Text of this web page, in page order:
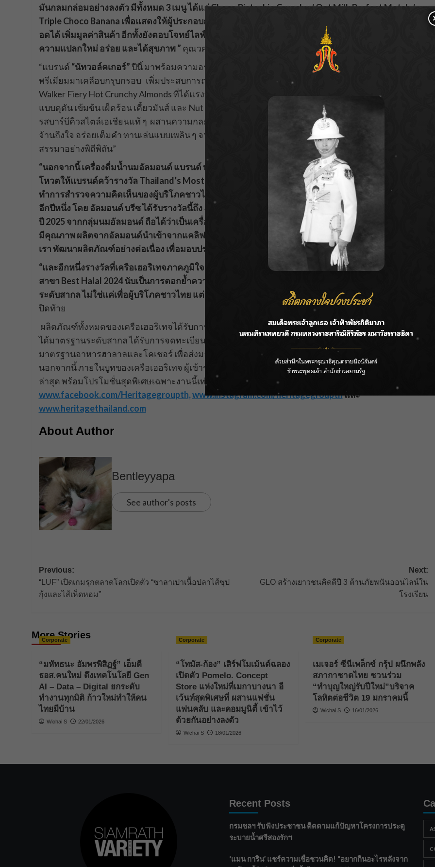
มันกลมกล่อมอย่างลงตัว มีทั้งหมด 3 เมนู ได้แก่ Choco Pistachio Crunchy / Oat Milk Perfect Match /
Triple Choco Banana เพื่อแสดงให้ผู้ประกอบการเห็นถึงความสามารถในการนำผลิตภัณฑ์ของเราไปต่อย
อดได้ เพิ่มมูลค่าสินค้า อีกทั้งยังตอบโจทย์ไลฟ์สไตล์ของคนรุ่นใหม่ ที่ชื่นชอบในการบริโภคเครื่องดื่มที่มี
ความแปลกใหม่ อร่อย และได้สุขภาพ ” คุณวศธร พลไพศาล ผู้บริหารเครือเฮอริเทจ กล่าว
“แบรนด์ “นัทวอล์คเกอร์”ปีนี้ มาพร้อมความอร่อยซีรีส์ใหม่ กับครั้งแรกในไทยที่นำอัลมอนด์คุณภาพ
พรีเมียมมาเคลือบกรุบกรอบ เพิ่มประสบการณ์ความแซ่บเผ็ดซี้ดถึงใจ 2 รสชาติ 2 สไตล์ ไม่ว่าจะเป็น Nut
Walker Fiery Hot Crunchy Almonds ที่ได้แรงบันดาลใจจากรสชาติยอดนิยมฝั่งตะวันตก เน้นความอร่อย
แบบดุดัน เข้มข้น เผ็ดร้อน เคี้ยวมันส์ และ Nut Walker Sizzling BBQ Crunchy Almonds นำเสนอเอกลักษณ์
รสบาร์บีคิวสไตล์เอเชียนแท้ ๆ ผสานความกลมกล่อมจากเครื่องเทศนานาชนิด หอมกรุ่นกลิ่นรมควัน จัด
จ้านถึงใจ อร่อยเต็มคำ ทานเล่นแบบเพลิน ๆ จนหมดซอง และยังได้ประโยชน์หลากชนิดจากอัลมอนด์ที่คัด
สรรมาอย่างพิถีพิถัน”
“นอกจากนี้ เครื่องดื่มน้ำนมอัลมอนด์ แบรนด์ บลูไดมอนด์ อัลมอนด์ บรีซ ยังได้รับเกียรติจากผู้บริโภค ที่ร่วม
โหวตให้แบรนด์คว้ารางวัล Thailand’s Most Admired Brand ซึ่งจัดขึ้นโดยนิตยสาร BrandAge โดย
ทำการสำรวจความคิดเห็นของผู้บริโภคชาวไทย เกี่ยวกับแบรนด์ที่พวกเขาชื่นชอบและประทับใจมากที่สุด
อีกปีหนึ่ง โดย อัลมอนด์ บรีซ ได้รับรางวัลนี้ถึง 3 ปีซ้อน ได้แก่ ปี 2023 จากกลุ่มนมจากธัญพืช ในปี 2024 และ
ปี 2025 จากกลุ่มนมอัลมอนด์ ถือได้ว่าเป็นเครื่องยืนยันถึงความมุ่งมั่นของเรา ในการนำเสนอนมอัลมอนด์ที่
มีคุณภาพ ผลิตจากอัลมอนด์นำเข้าจากแคลิฟอร์เนีย รสชาติอร่อย และดีต่อสุขภาพ ซึ่งเป็นแรงผลักดันให้
เรา พัฒนาผลิตภัณฑ์อย่างต่อเนื่อง เพื่อมอบประสบการณ์ที่ดีที่สุดแก่ผู้บริโภคชาวไทย”
“และอีกหนึ่งรางวัลที่เครือเฮอริเทจภาคภูมิใจเป็นอย่างมาก คือ รางวัล Prime Minister’s Export Award
สาขา Best Halal 2024 นับเป็นการตอกย้ำความเชื่อมั่นให้กับผู้บริโภคในด้านระบบการผลิตที่ได้มาตรฐาน
ระดับสากล ไม่ใช่แค่เพื่อผู้บริโภคชาวไทย แต่คำนึงถึงความเชื่อมั่นจากผู้บริโภคทั่วโลก”คุณวศธร กล่าว
ปิดท้าย
ผลิตภัณฑ์ทั้งหมดของเครือเฮอริเทจได้รับการคัดสรรวัตถุดิบธรรมชาติคุณภาพสูง ผ่านกระบวนการผลิตที่
ได้มาตรฐานระดับสากล ได้รับการจดทะเบียนรับรองทั้ง HACCP, GHPs, BRCGS, และ ISO 22000 พร้อมด้วย
มาตรฐานอาหารฮาลาลและโคเชอร์ เพื่อส่งมอบผลิตภัณฑ์ที่ดีที่สุดและมีคุณค่าทางโภชนาการแก่ผู้บริโภค
นอกจากนี้ ภายในบูทของเครือเฮอริเทจ ผู้เข้าชมงานจะได้พบกับกิจกรรมที่น่าสนใจ การชิมผลิตภัณฑ์ใหม่
ล่าสุด พร้อมโปรโมชั่นสุดพิเศษเฉพาะงานนี้เท่านั้น ติดตามกิจกรรมและข่าวสารของเครือเฮอริเทจได้ที่
www.facebook.com/Heritagegroupth,www.instagram.com/heritagegroupthและ
www.heritagethailand.com
About Author
Bentleyyapa
See author's posts
Post
navigation
Previous:
“LUF” เปิดเกมรุกตลาดโลกเปิดตัว “ซาลาเปาเนื้อปลาไส้ซุป
กุ้งและไส้เห็ดหอม”
Next:
GLO สร้างเยาวชนคิดดีปี 3 ต้านภัยพนันออนไลน์ใน
โรงเรียน
More Stories
Corporate
“มหัทธนะ อัมพรพิสิฏฐ์” เอ็มดี
ธอส.คนใหม่ ดึงเทคโนโลยี Gen
AI – Data – Digital ยกระดับ
ทำงานทุกมิติ ก้าวใหม่ทำให้คน
ไทยมีบ้าน
Wichai S 22/01/2026
Corporate
“โทมัส-ก้อง” เสิร์ฟโมเม้นต์ฉลอง
เปิดตัว Pomelo. Concept
Store แห่งใหม่ที่เมกาบางนา อี
เว้นท์สุดพิเศษที่ ผสานแฟชั่น
แฟนคลับ และคอมมูนิตี้ เข้าไว้
ด้วยกันอย่างลงตัว
Wichai S 18/01/2026
Corporate
เมเจอร์ ซีนีเพล็กซ์ กรุ้ป ผนึกพลัง
สภากาชาดไทย ชวนร่วม
“ทำบุญใหญ่รับปีใหม่”บริจาค
โลหิตต่อชีวิต 19 มกราคมนี้
Wichai S 16/01/2026
Recent Posts
กรมชลฯ รับฟังประชาชน ติดตามแก้ปัญหาโครงการประตู
ระบายน้ำศรีสองรักฯ
‘แมน การิน’ แชร์ความเชื่อชวนคิด! “อยากกินอะไรหลังจาก